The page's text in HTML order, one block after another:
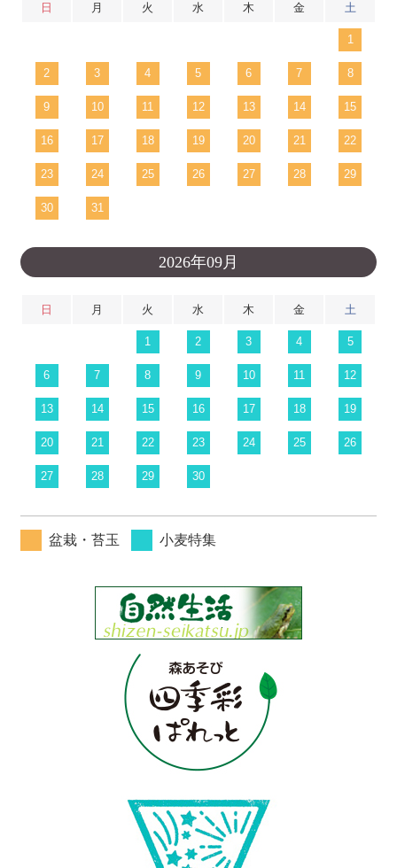
日 月 火 水 木 金 土
1
2 3 4 5 6 7 8
9 10 11 12 13 14 15
16 17 18 19 20 21 22
23 24 25 26 27 28 29
30 31
2026年09月
日 月 火 水 木 金 土
1 2 3 4 5
6 7 8 9 10 11 12
13 14 15 16 17 18 19
20 21 22 23 24 25 26
27 28 29 30
盆栽・苔玉 小麦特集